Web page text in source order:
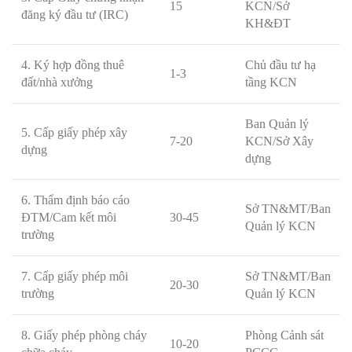
đăng ký đầu tư (IRC)
15
KCN/Sở
KH&ĐT
4. Ký hợp đồng thuê
đất/nhà xưởng
1-3
Chủ đầu tư hạ
tầng KCN
5. Cấp giấy phép xây
dựng
7-20
Ban Quản lý
KCN/Sở Xây
dựng
6. Thẩm định báo cáo
ĐTM/Cam kết môi
trường
30-45
Sở TN&MT/Ban
Quản lý KCN
7. Cấp giấy phép môi
trường
20-30
Sở TN&MT/Ban
Quản lý KCN
8. Giấy phép phòng cháy
10-20
Phòng Cảnh sát